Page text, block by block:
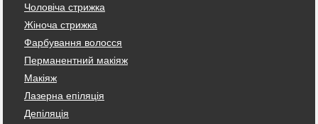
Чоловіча стрижка
Жіноча стрижка
Фарбування волосся
Перманентний макіяж
Макіяж
Лазерна епіляція
Депіляція